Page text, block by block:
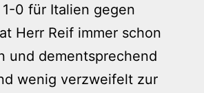
0 für Italien gegen
Herr Reif immer schon
und dementsprechend
wenig verzweifelt zur